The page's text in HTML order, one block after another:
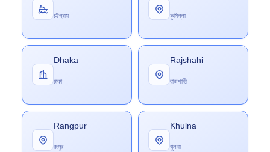
চট্টগ্রাম কুমিল্লা
Dhaka
ঢাকা
Rajshahi
রাজশাহী
Rangpur
রংপুর
Khulna
খুলনা